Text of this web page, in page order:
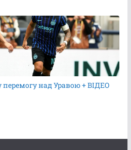
перемогу над Уравою + ВІДЕО